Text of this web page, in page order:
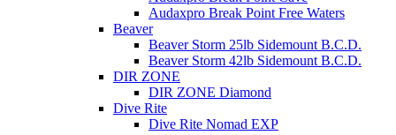
Audaxpro Break Point Free Waters
Beaver
Beaver Storm 25lb Sidemount B.C.D.
Beaver Storm 42lb Sidemount B.C.D.
DIR ZONE
DIR ZONE Diamond
Dive Rite
Dive Rite Nomad EXP